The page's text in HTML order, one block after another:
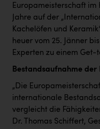
Kremsmüller Anlagenbau
Maximarkt
Oldtimer Raststationen
Österreichischer
Orlen
Passage Linz
PEZ
Europameisterschaft
Jahre auf der
Kachelöfen und
heuer vom 25. Jänner
Experten zu einem Get-
Bestandsaufnahme der
„Die
internationale
vergleicht die
Dr. Thomas Schiffert,